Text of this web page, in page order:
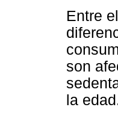
Entre
son
la